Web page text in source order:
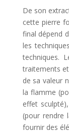
De son
cette pierre
final dépend
les
techniques.
traitements
de sa valeur
la flamme
effet
(pour rendre
fournir des